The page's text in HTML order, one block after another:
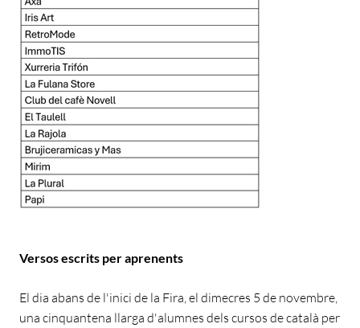
Versos escrits per aprenents
El dia abans de l'inici de la Fira, el dimecres 5 de novembre,
una cinquantena llarga d'alumnes dels cursos de català per